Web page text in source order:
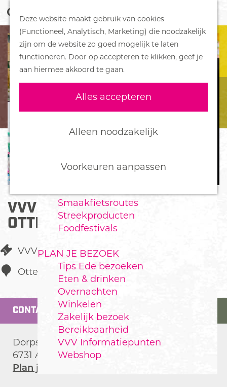
Deze website maakt gebruik van cookies
(Functioneel, Analytisch, Marketing) die noodzakelijk
zijn om de website zo goed mogelijk te laten
functioneren. Door op accepteren te klikken, geef je
aan hiermee akkoord te gaan.
Alles accepteren
Alleen noodzakelijk
Voorkeuren aanpassen
G
a
n
a
a
r
d
o
m
e
p
g
e
o
e
k
e
n
M
e
n
u
DORPEN
Bennekom
De Klomp
Deelen
Ederveen
Harskamp
Hoenderloo
Wekerom
Smaakfietsroutes
Streekproducten
Foodfestivals
PLAN JE BEZOEK
Tips Ede bezoeken
Eten & drinken
Overnachten
Winkelen
Zakelijk bezoek
Bereikbaarheid
VVV Informatiepunten
Webshop
VVV INFORMATIEPUNT
OTTERLO - DE VAKMAN
VVV informatiepunt
Otterlo
CONTACT
Dorpsstraat 9
6731 AS
Otterlo
Plan je route